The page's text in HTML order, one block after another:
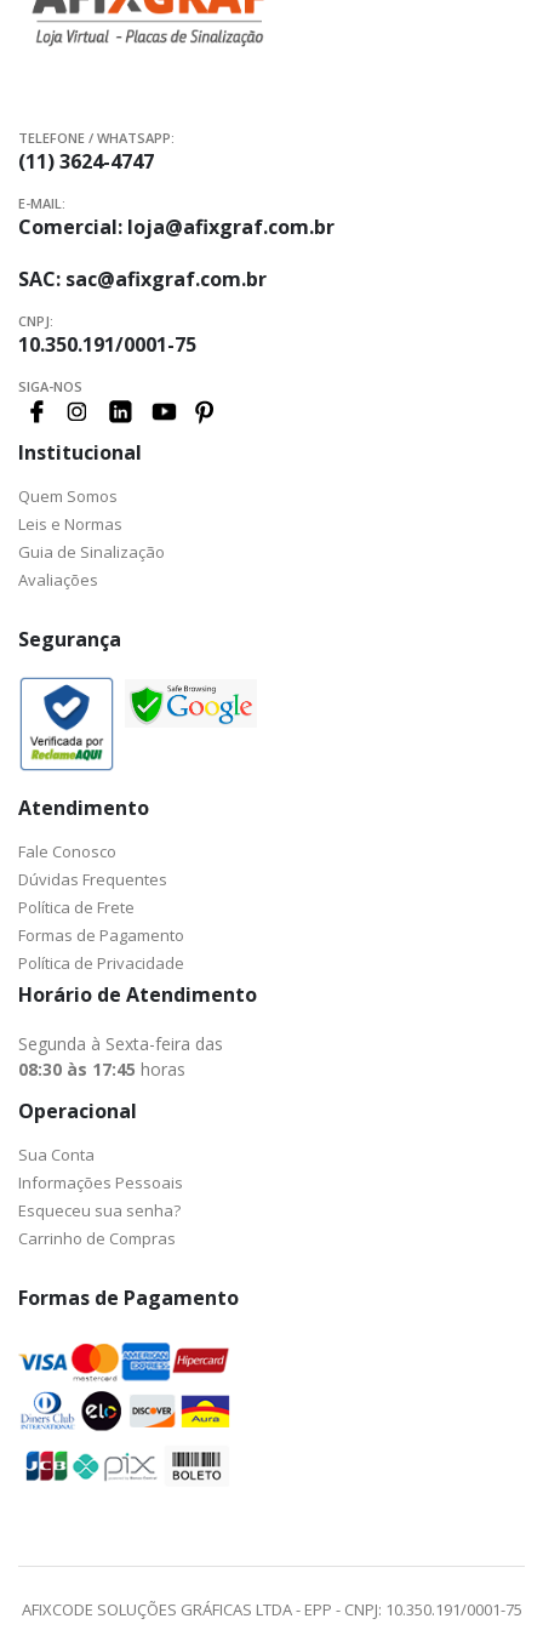
TELEFONE / WHATSAPP:
(11) 3624-4747
E-MAIL:
Comercial: loja@afixgraf.com.br
SAC: sac@afixgraf.com.br
CNPJ:
10.350.191/0001-75
SIGA-NOS
Institucional
Quem Somos
Leis e Normas
Guia de Sinalização
Avaliações
Segurança
Atendimento
Fale Conosco
Dúvidas Frequentes
Política de Frete
Formas de Pagamento
Política de Privacidade
Horário de Atendimento
Segunda à Sexta-feira das
08:30 às 17:45 horas
Operacional
Sua Conta
Informações Pessoais
Esqueceu sua senha?
Carrinho de Compras
Formas de Pagamento
AFIXCODE SOLUÇÕES GRÁFICAS LTDA - EPP - CNPJ: 10.350.191/0001-75